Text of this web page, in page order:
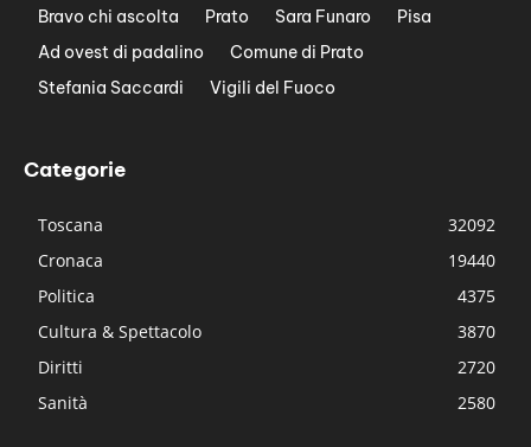
Bravo chi ascolta
Prato Sara Funaro
Pisa
Ad ovest di padalino
Comune di Prato
Stefania Saccardi
Vigili del Fuoco
Categorie
Toscana
32092
Cronaca
19440
Politica
4375
Cultura & Spettacolo
3870
Diritti
2720
Sanità
2580